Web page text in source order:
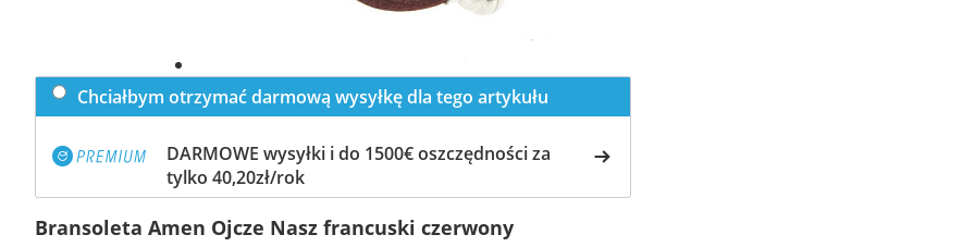
Chciałbym otrzymać darmową wysyłkę dla tego artykułu
DARMOWE wysyłki i do 1500€ oszczędności za
tylko 40,20zł/rok
Bransoleta Amen Ojcze Nasz francuski czerwony